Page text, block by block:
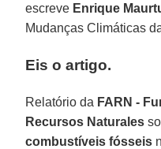
escreve Enrique
Mudanças Climáticas
Eis o artigo.
Relatório da FARN -
Recursos Naturales
combustíveis fósseis